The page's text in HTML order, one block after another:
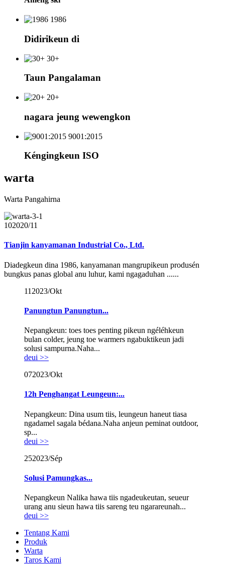
1986
Didirikeun di
30+
Taun Pangalaman
20+
nagara jeung wewengkon
9001:2015
Kéngingkeun ISO
warta
Warta Pangahirna
102020/11
Tianjin kanyamanan Industrial Co., Ltd.
Diadegkeun dina 1986, kanyamanan mangrupikeun produsén
bungkus panas global anu luhur, kami ngagaduhan ......
11 2023/Okt
Panungtun Panungtun...
Nepangkeun: toes toes penting pikeun ngéléhkeun
bulan colder, jeung toe warmers ngabuktikeun jadi
solusi sampurna.Naha...
deui >>
072023/Okt
12h Penghangat Leungeun:...
Nepangkeun: Dina usum tiis, leungeun haneut tiasa
ngadamel sagala bédana.Naha anjeun peminat outdoor,
sp...
deui >>
252023/Sép
Solusi Pamungkas...
Nepangkeun Nalika hawa tiis ngadeukeutan, seueur
urang anu sieun hawa tiis sareng teu ngarareunah...
deui >>
Tentang Kami
Produk
Warta
Taros Kami